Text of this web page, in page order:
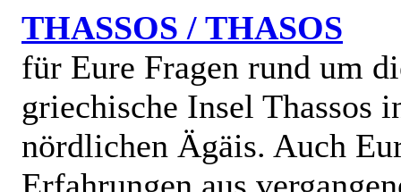
THASSOS / THASOS
für Eure Fragen rund um
griechische Insel Thassos
nördlichen Ägäis. Auch